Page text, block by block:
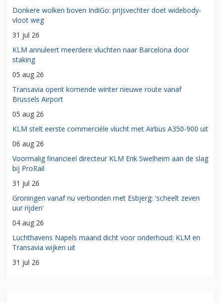
Donkere wolken boven IndiGo: prijsvechter doet widebody-
vloot weg
31 jul 26
KLM annuleert meerdere vluchten naar Barcelona door
staking
05 aug 26
Transavia opent komende winter nieuwe route vanaf
Brussels Airport
05 aug 26
KLM stelt eerste commerciële vlucht met Airbus A350-900 uit
06 aug 26
Voormalig financieel directeur KLM Erik Swelheim aan de slag
bij ProRail
31 jul 26
Groningen vanaf nu verbonden met Esbjerg: 'scheelt zeven
uur rijden'
04 aug 26
Luchthavens Napels maand dicht voor onderhoud: KLM en
Transavia wijken uit
31 jul 26